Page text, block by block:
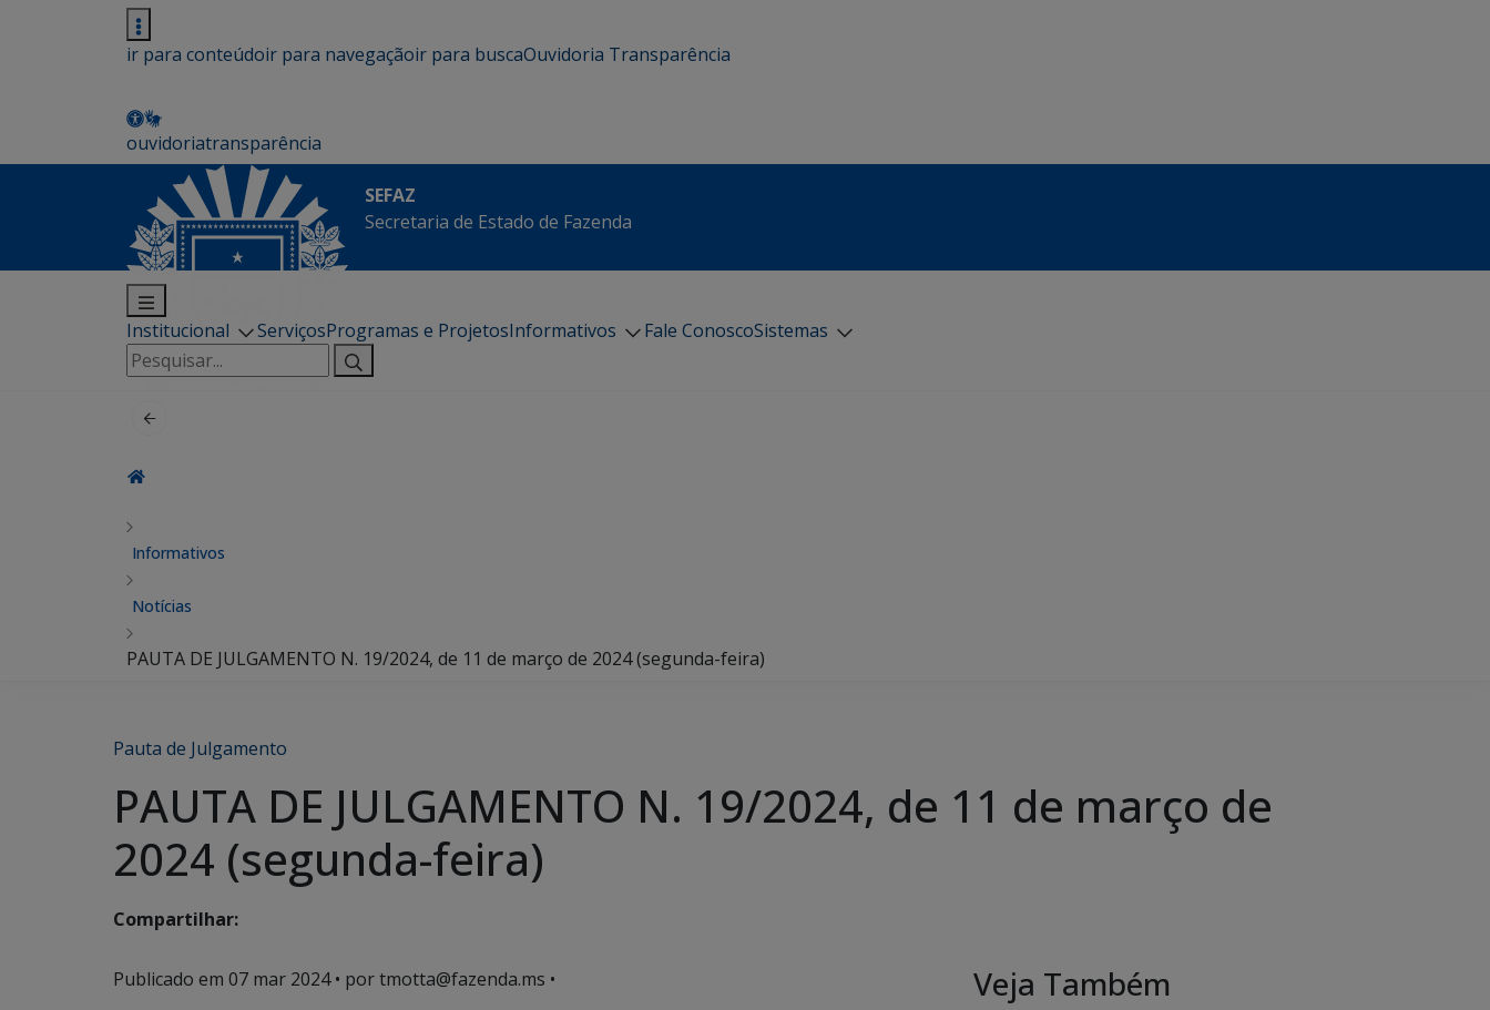
ir para conteúdoir para navegaçãoir para buscaOuvidoria Transparência
ouvidoriatransparência
SEFAZ
Secretaria de Estado de Fazenda
Institucional ServiçosProgramas e ProjetosInformativos Fale ConoscoSistemas
Pesquisar
por:
Informativos
Notícias
PAUTA DE JULGAMENTO N. 19/2024, de 11 de março de 2024 (segunda-feira)
Pauta de Julgamento
PAUTA DE JULGAMENTO N. 19/2024, de 11 de março de
2024 (segunda-feira)
Compartilhar:
Publicado em 07 mar 2024• por tmotta@fazenda.ms •
Veja Também